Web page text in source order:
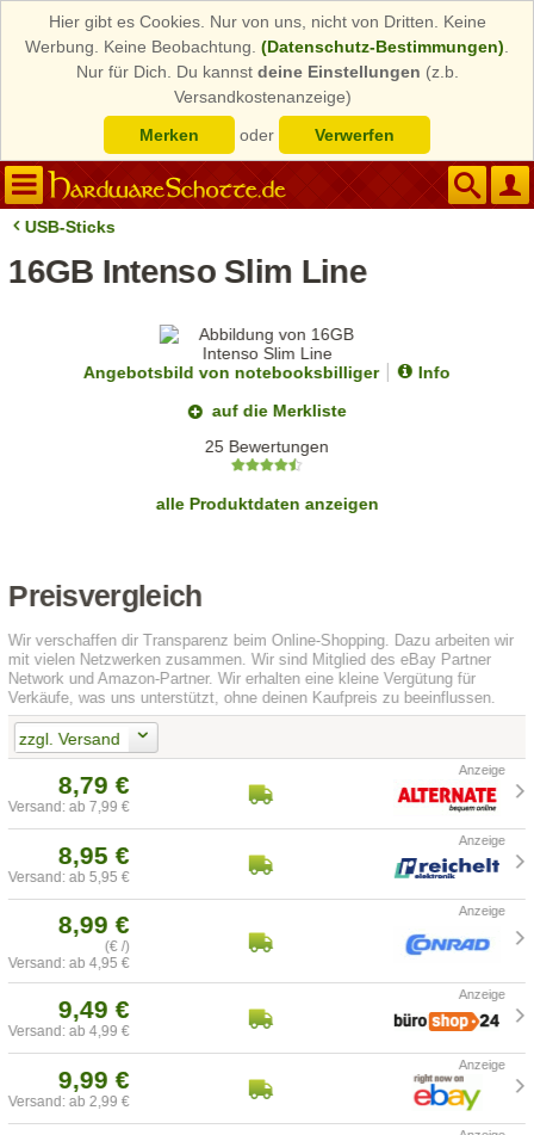
Hier gibt es Cookies. Nur von uns, nicht von Dritten. Keine
Werbung. Keine Beobachtung. (Datenschutz-Bestimmungen)
Nur für Dich. Du kannst deine Einstellungen (z.b.
Versandkostenanzeige)
Merken
oder Verwerfen
USB-Sticks
16GB Intenso Slim Line
Angebotsbild von notebooksbilliger
Info
auf die Merkliste
25 Bewertungen
alle Produktdaten anzeigen
Preisvergleich
Wir verschaffen dir Transparenz beim Online-Shopping. Dazu arbeiten wir
mit vielen Netzwerken zusammen. Wir sind Mitglied des eBay Partner
Network und Amazon-Partner. Wir erhalten eine kleine Vergütung für
Verkäufe, was uns unterstützt, ohne deinen Kaufpreis zu beeinflussen.
zzgl. Versand
8,79 €
Versand: ab 7,99 €
8,95 €
Versand: ab 5,95 €
8,99 €
(€ /)
Versand: ab 4,95 €
9,49 €
Versand: ab 4,99 €
9,99 €
Versand: ab 2,99 €